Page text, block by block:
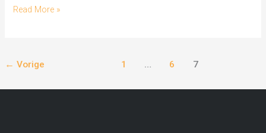
Read More »
← Vorige 1 … 6 7